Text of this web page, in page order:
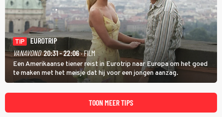
TIP
EUROTRIP
VANAVOND 20:31 - 22:06· FILM
Een Amerikaanse tiener reist in Eurotrip naar Europa om het goed
te maken met het meisje dat hij voor een jongen aanzag.
TOON MEER TIPS